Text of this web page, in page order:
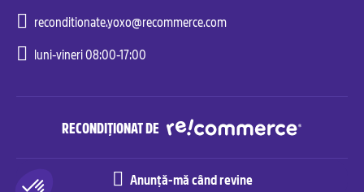
Anunță-mă când revine
reconditionate.yoxo@recommerce.com
luni-vineri 08:00-17:00
RECONDIȚIONAT DE
Recommerce© Solutions. All rights reserved.